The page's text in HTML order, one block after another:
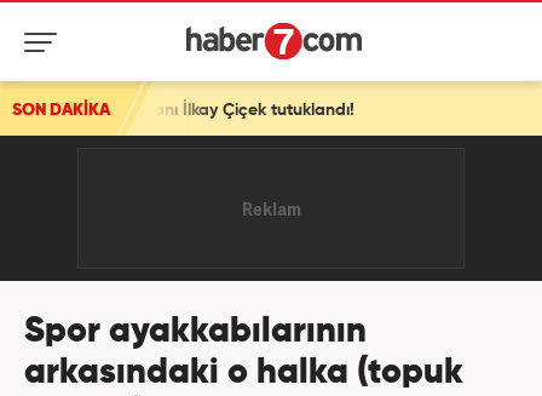
SON DAKİKA
İlkay Çiçek tutuklandı!
Spor ayakkabılarının
arkasındaki o halka (topuk